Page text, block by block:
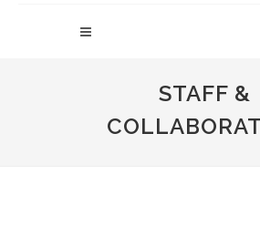
STAFF &